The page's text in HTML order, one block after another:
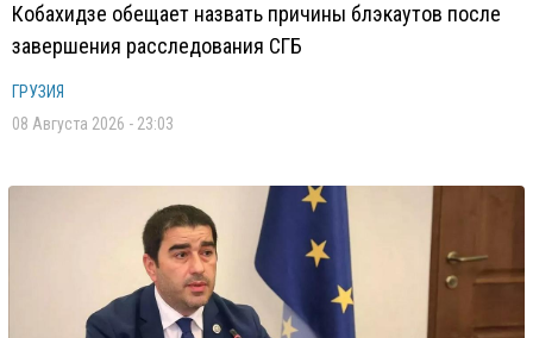
Кобахидзе обещает назвать причины блэкаутов после
завершения расследования СГБ
ГРУЗИЯ
08 Августа 2026 - 23:03